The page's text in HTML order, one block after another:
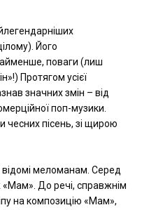
Його
поваги (лиш
Протягом усієї
значних змін – від
поп-музики.
пісень, зі щирою
відомі меломанам. Серед
«Мам». До речі, справжнім
на композицію «Мам»,